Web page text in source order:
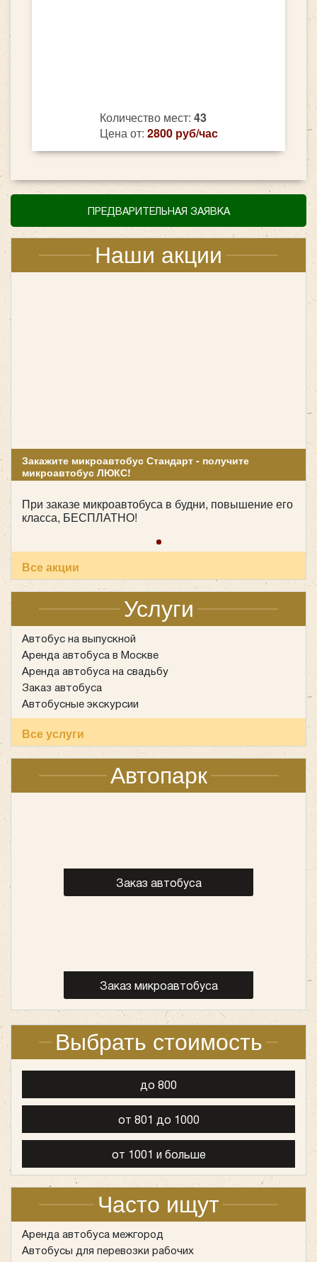
ПРЕДВАРИТЕЛЬНАЯ ЗАЯВКА
Наши акции
Закажите микроавтобус Стандарт - получите
микроавтобус ЛЮКС!
При заказе микроавтобуса в будни, повышение его
класса, БЕСПЛАТНО!
Все акции
Услуги
Автобус на выпускной
Аренда автобуса в Москве
Аренда автобуса на свадьбу
Заказ автобуса
Автобусные экскурсии
Все услуги
Автопарк
Заказ автобуса
Заказ микроавтобуса
Выбрать стоимость
до 800
от 801 до 1000
от 1001 и больше
Часто ищут
Аренда автобуса межгород
Автобусы для перевозки рабочих
Количество мест: 43
Цена от: 2800 руб/час